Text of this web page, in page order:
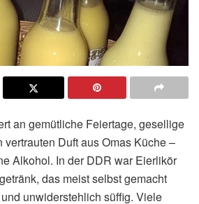
an gemütliche Feiertage, gesellige
vertrauten Duft aus Omas Küche –
Alkohol. In der DDR war Eierlikör
das meist selbst gemacht
unwiderstehlich süffig. Viele